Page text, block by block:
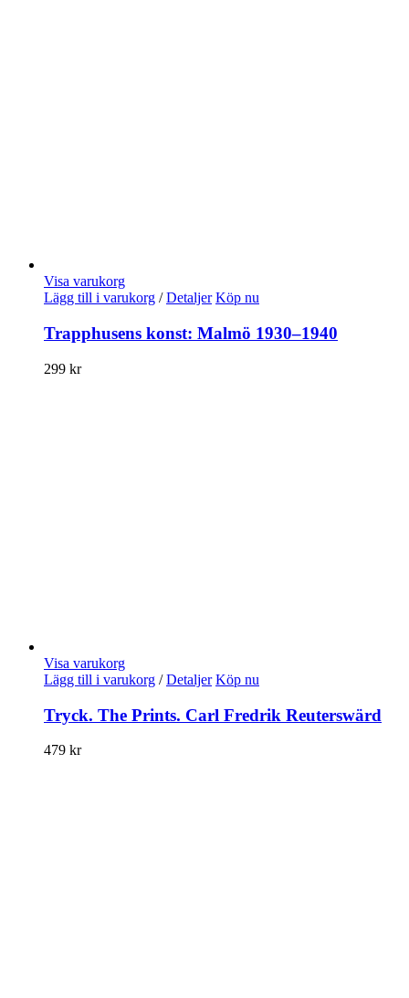
Visa varukorg
Lägg till i varukorg / Detaljer Köp nu
Trapphusens konst: Malmö 1930–1940
299 kr
Visa varukorg
Lägg till i varukorg / Detaljer Köp nu
Tryck. The Prints. Carl Fredrik Reuterswärd
479 kr